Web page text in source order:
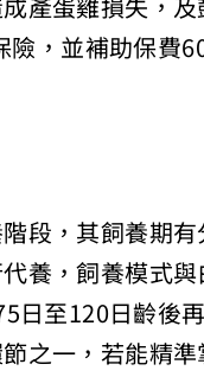
，並補助保費
段，其飼養期
養，飼養模式
至120日齡後
之一，若能精